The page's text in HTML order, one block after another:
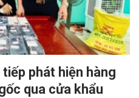
tiếp phát hiện hàng
qua cửa khẩu